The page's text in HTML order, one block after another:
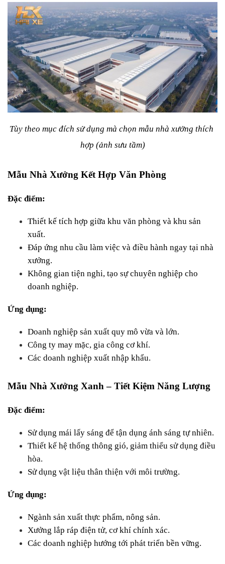
Tùy theo mục đích sử dụng mà chọn mẫu nhà xưởng thích
hợp (ảnh sưu tầm)
Mẫu Nhà Xưởng Kết Hợp Văn Phòng
Đặc điểm:
Thiết kế tích hợp giữa khu văn phòng và khu sản
xuất.
Đáp ứng nhu cầu làm việc và điều hành ngay tại nhà
xưởng.
Không gian tiện nghi, tạo sự chuyên nghiệp cho
doanh nghiệp.
Ứng dụng:
Doanh nghiệp sản xuất quy mô vừa và lớn.
Công ty may mặc, gia công cơ khí.
Các doanh nghiệp xuất nhập khẩu.
Mẫu Nhà Xưởng Xanh – Tiết Kiệm Năng Lượng
Đặc điểm:
Sử dụng mái lấy sáng để tận dụng ánh sáng tự nhiên.
Thiết kế hệ thống thông gió, giảm thiểu sử dụng điều
hòa.
Sử dụng vật liệu thân thiện với môi trường.
Ứng dụng:
Ngành sản xuất thực phẩm, nông sản.
Xưởng lắp ráp điện tử, cơ khí chính xác.
Các doanh nghiệp hướng tới phát triển bền vững.